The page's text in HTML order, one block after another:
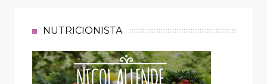
NUTRICIONISTA